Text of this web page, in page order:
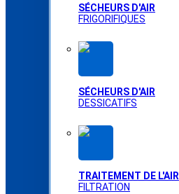
SÉCHEURS D'AIR
FRIGORIFIQUES
SÉCHEURS D'AIR
DESSICATIFS
TRAITEMENT DE L'AIR
FILTRATION